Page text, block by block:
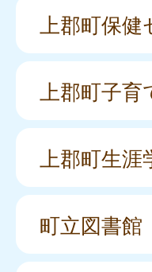
上郡町保
上郡町子
上郡町生
町立図書館